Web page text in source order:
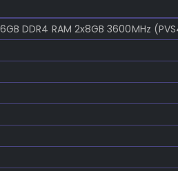
DDR4 RAM 2x8GB 3600MHz